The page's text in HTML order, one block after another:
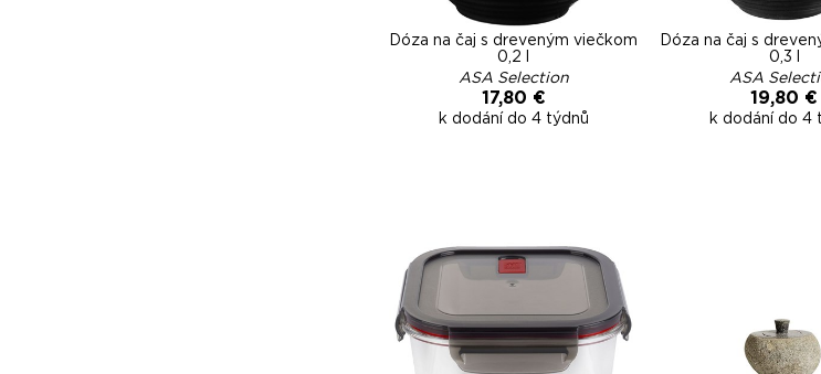
Dóza na čaj s dreveným viečkom
0,2 l
ASA Selection
17,80 €
k dodání do 4 týdnů
Dóza na čaj s
0,3 l
ASA
19,80 €
k dodání do 4